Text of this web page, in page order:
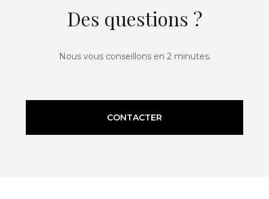
Des questions ?
Nous vous conseillons en 2 minutes.
CONTACTER